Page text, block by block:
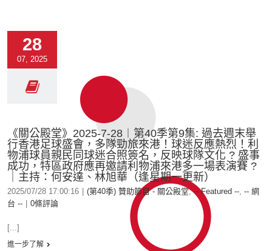
28
07, 2025
《關公殿堂》2025-7-28︱第40季第9集: 過去週末舉
行香港足球盛會，多隊勁旅來港！球迷反應熱烈！利
物浦球員親民同球迷合照簽名，反映球隊文化 ? 盛事
成功，特區政府應再邀請利物浦來港多一場表演賽 ?
｜主持：何安達、林旭華（逢星期一更新）
2025/07/28 17:00:16 (第40季) 贊助節目 - 關公殿堂,-- Featured --, -- 網
台 --
0條評論
[...]
進一步了解